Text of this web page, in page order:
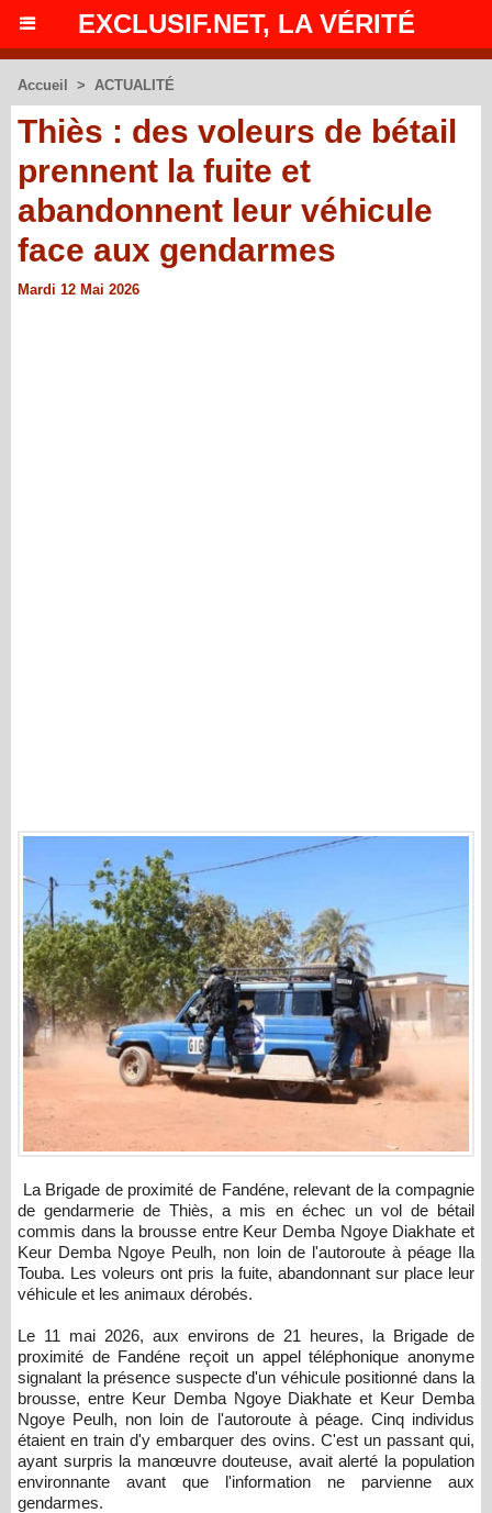
EXCLUSIF.NET, LA VÉRITÉ
Accueil > ACTUALITÉ
Thiès : des voleurs de bétail
prennent la fuite et
abandonnent leur véhicule
face aux gendarmes
Mardi 12 Mai 2026
La Brigade de proximité de Fandéne, relevant de la compagnie
de gendarmerie de Thiès, a mis en échec un vol de bétail
commis dans la brousse entre Keur Demba Ngoye Diakhate et
Keur Demba Ngoye Peulh, non loin de l'autoroute à péage Ila
Touba. Les voleurs ont pris la fuite, abandonnant sur place leur
véhicule et les animaux dérobés.
Le 11 mai 2026, aux environs de 21 heures, la Brigade de
proximité de Fandéne reçoit un appel téléphonique anonyme
signalant la présence suspecte d'un véhicule positionné dans la
brousse, entre Keur Demba Ngoye Diakhate et Keur Demba
Ngoye Peulh, non loin de l'autoroute à péage. Cinq individus
étaient en train d'y embarquer des ovins. C'est un passant qui,
ayant surpris la manœuvre douteuse, avait alerté la population
environnante avant que l'information ne parvienne aux
gendarmes.